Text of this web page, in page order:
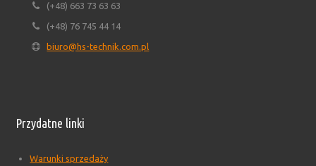
(+48) 663 73 63 63
(+48) 76 745 44 14
biuro@hs-technik.com.pl
Przydatne linki
Warunki sprzedaży